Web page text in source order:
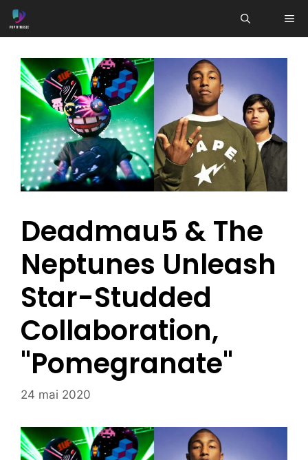
Aller
au
Deadmau5 & The
Neptunes Unleash
Star-Studded
Collaboration,
"Pomegranate"
24 mai 2020